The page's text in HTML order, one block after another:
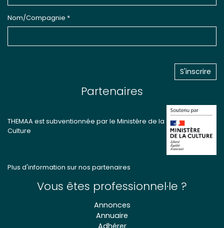
Nom/Compagnie *
Partenaires
THEMAA est subventionnée par le Ministère de la
Culture
Plus d'information sur nos partenaires
Vous êtes professionnel·le ?
Annonces
Annuaire
Adhérer